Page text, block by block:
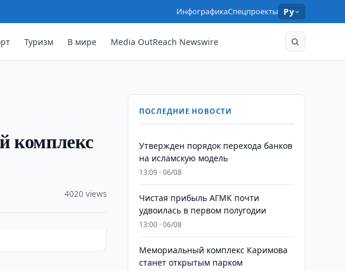
ИнфографикаСпецпроекты Ру
Туризм В мире Media OutReach Newswire
комплекс
4020 views
ПОСЛЕДНИЕ НОВОСТИ
Утвержден порядок перехода банков
на исламскую модель
13:09 · 06/08
Чистая прибыль АГМК почти
удвоилась в первом полугодии
13:00 · 06/08
Мемориальный комплекс Каримова
станет открытым парком